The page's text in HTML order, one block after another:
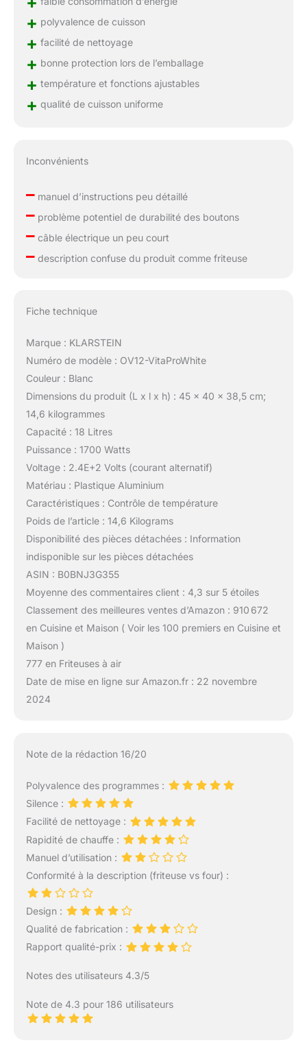
+ polyvalence de cuisson
+ facilité de nettoyage
+ bonne protection lors de l’emballage
+ température et fonctions ajustables
+ qualité de cuisson uniforme
Inconvénients
–manuel d’instructions peu détaillé
–problème potentiel de durabilité des boutons
–câble électrique un peu court
–description confuse du produit comme friteuse
Fiche technique
Marque : KLARSTEIN
Numéro de modèle : OV12-VitaProWhite
Couleur : Blanc
Dimensions du produit (L x l x h) : 45 x 40 x 38,5 cm;
14,6 kilogrammes
Capacité : 18 Litres
Puissance : 1700 Watts
Voltage : 2.4E+2 Volts (courant alternatif)
Matériau : Plastique Aluminium
Caractéristiques : Contrôle de température
Poids de l’article : 14,6 Kilograms
Disponibilité des pièces détachées : Information
indisponible sur les pièces détachées
ASIN : B0BNJ3G355
Moyenne des commentaires client : 4,3 sur 5 étoiles
Classement des meilleures ventes d’Amazon : 910 672
en Cuisine et Maison ( Voir les 100 premiers en Cuisine et
Maison )
777 en Friteuses à air
Date de mise en ligne sur Amazon.fr : 22 novembre
2024
Note de la rédaction 16/20
Polyvalence des programmes :
Silence :
Facilité de nettoyage :
Rapidité de chauffe :
Manuel d’utilisation :
Conformité à la description (friteuse vs four) :
Design :
Qualité de fabrication :
Rapport qualité-prix :
Notes des utilisateurs 4.3/5
Note de 4.3 pour 186 utilisateurs